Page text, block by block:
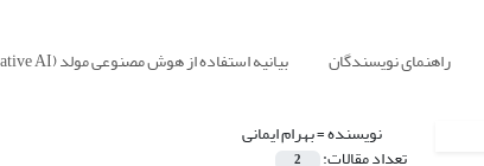
راهنمای نویسندگان بیانیه استفاده از هوش مصنوعی مولد (Generative AI)
نویسنده =بهرام ایمانی
تعداد مقالات: 2